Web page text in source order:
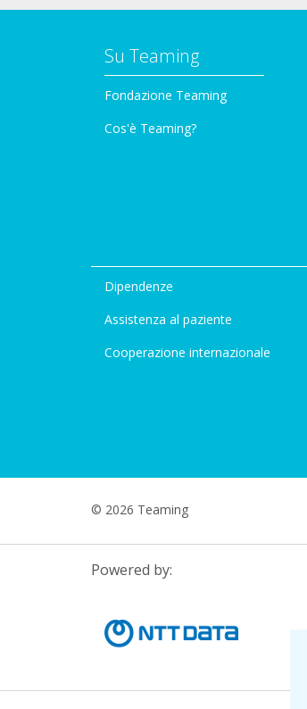
Su Teaming
Fondazione Teaming
Cos'è Teaming?
Dipendenze
Assistenza al paziente
Cooperazione internazionale
© 2026 Teaming
Powered by: